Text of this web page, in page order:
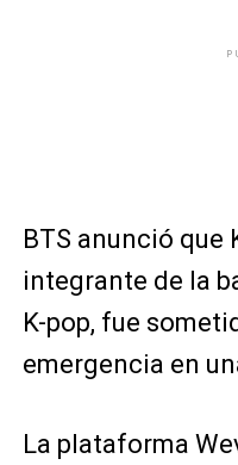
BTS anunció que
integrante de la
K-pop, fue
emergencia en
La plataforma